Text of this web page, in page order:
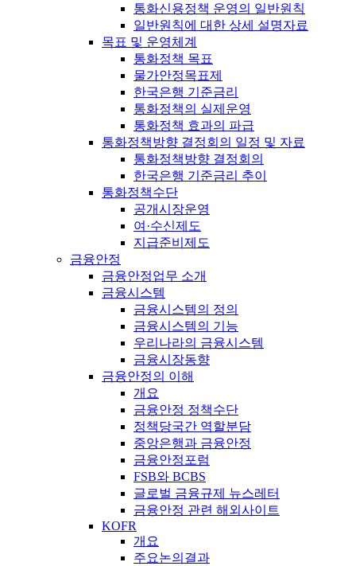
통화신용정책 운영의 일반원칙
일반원칙에 대한 상세 설명자료
목표 및 운영체계
통화정책 목표
물가안정목표제
한국은행 기준금리
통화정책의 실제운영
통화정책 효과의 파급
통화정책방향 결정회의 일정 및 자료
통화정책방향 결정회의
한국은행 기준금리 추이
통화정책수단
공개시장운영
여·수신제도
지급준비제도
금융안정
금융안정업무 소개
금융시스템
금융시스템의 정의
금융시스템의 기능
우리나라의 금융시스템
금융시장동향
금융안정의 이해
개요
금융안정 정책수단
정책당국간 역할분담
중앙은행과 금융안정
금융안정포럼
FSB와 BCBS
글로벌 금융규제 뉴스레터
금융안정 관련 해외사이트
KOFR
개요
주요논의결과